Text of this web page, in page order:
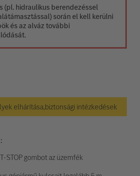
(pl. hidraulikus berendezéssel
során el kell kerülni
és az alváz további
elhárítása,biztonsági intézkedések
STOP gombot az üzemfék